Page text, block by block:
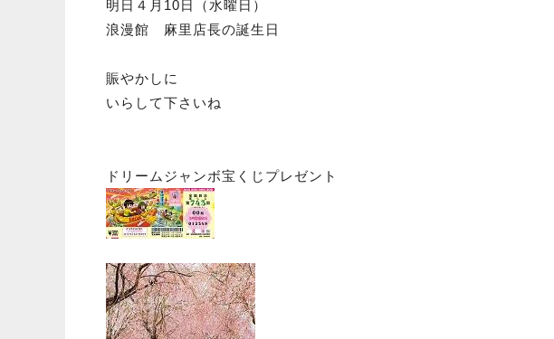
明日４月10日（水曜日）
浪漫館 麻里店長の誕生日
賑やかしに
いらして下さいね
ドリームジャンボ宝くじ プレゼント